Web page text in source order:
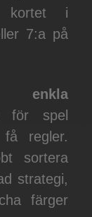
kortet i
7:a på
för spel
regler.
sortera
strategi,
färger